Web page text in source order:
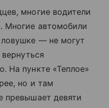
многие водители
Многие автомобили
ловушке — не могут
На пункте «Теплое»
но и там
превышает девяти